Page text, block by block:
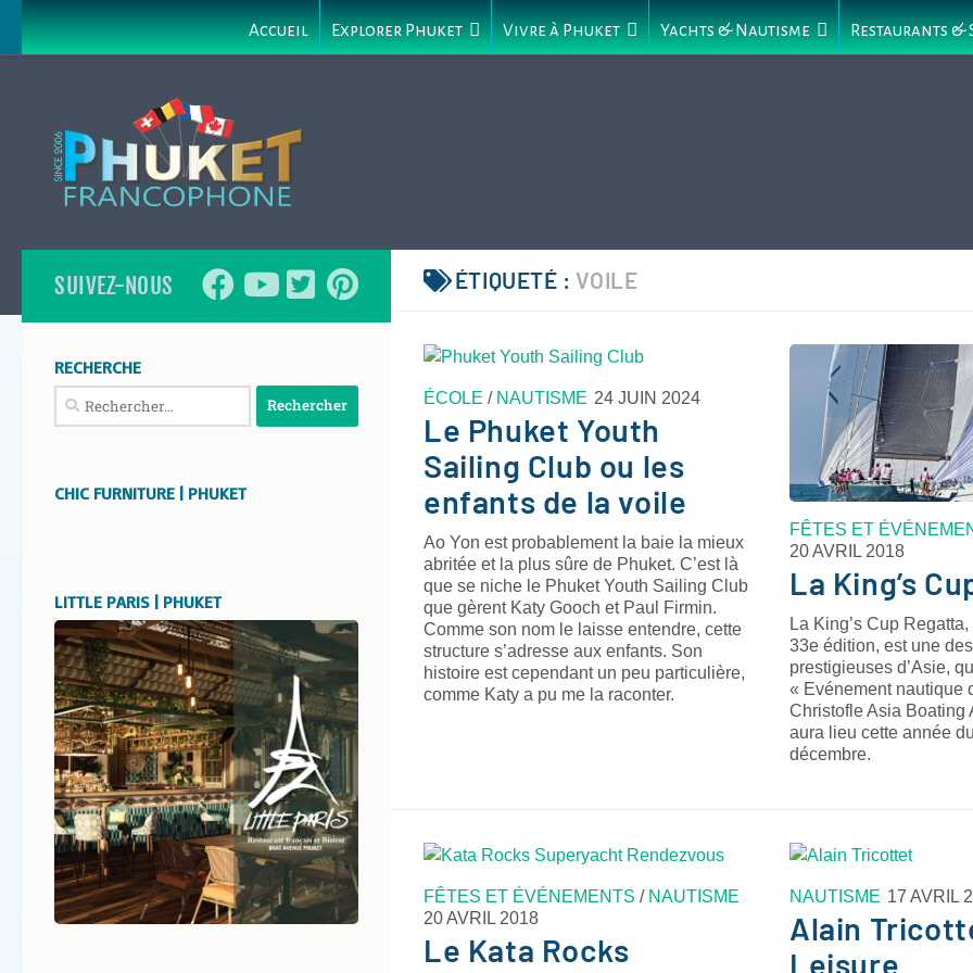
Accueil Explorer Phuket Vivre à Phuket Yachts & Nautisme Restaurants &
ÉTIQUETÉ : VOILE
ÉCOLE / NAUTISME 24 JUIN 2024
Le Phuket Youth
Sailing Club ou les
enfants de la voile
Ao Yon est probablement la baie la mieux
abritée et la plus sûre de Phuket. C’est là
que se niche le Phuket Youth Sailing Club
que gèrent Katy Gooch et Paul Firmin.
Comme son nom le laisse entendre, cette
structure s’adresse aux enfants. Son
histoire est cependant un peu particulière,
comme Katy a pu me la raconter.
FÊTES ET
20 AVRIL 2018
La King’s
La King’s Cup
33e édition, est une
prestigieuses d’Asie,
« Evénement nautique
Christofle Asia Boating
aura lieu cette année
décembre.
FÊTES ET ÉVÉNEMENTS / NAUTISME
20 AVRIL 2018
Le Kata Rocks
NAUTISME 17 AVRIL
Alain
Leisure
SUIVEZ-NOUS
RECHERCHE
Rechercher :
CHIC FURNITURE | PHUKET
LITTLE PARIS | PHUKET